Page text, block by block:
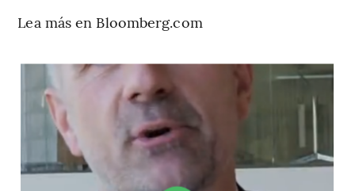
Lea más en Bloomberg.com